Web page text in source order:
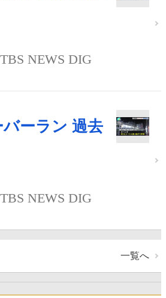
TBS NEWS DIG
ーラン 過去
TBS NEWS DIG
一覧へ